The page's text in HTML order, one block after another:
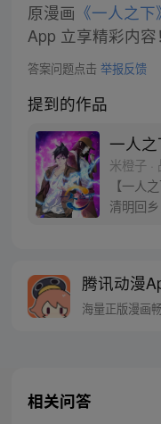
原漫画 《一人之下
App 立享精彩内容！
答案问题点击 举报反馈
提到的作品
一人之
米橙子 ·
【一人
清明回
密，张
同踏上“
腾讯动漫
海量正版漫画
相关问答